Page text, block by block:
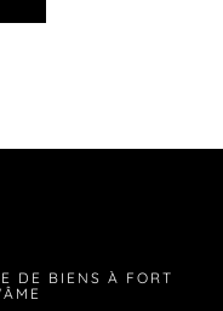
DE BIENS À FORT